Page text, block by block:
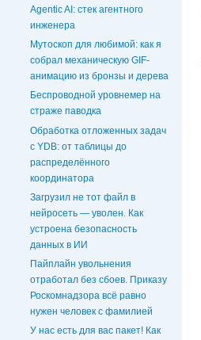
Agentic AI: стек агентного
инженера
Мутоскоп для любимой: как я
собрал механическую GIF-
анимацию из бронзы и дерева
Беспроводной уровнемер на
страже паводка
Обработка отложенных задач
c YDB: от таблицы до
распределённого
координатора
Загрузил не тот файл в
нейросеть — уволен. Как
устроена безопасность
данных в ИИ
Пайплайн увольнения
отработал без сбоев. Приказу
Роскомнадзора всё равно
нужен человек с фамилией
У нас есть для вас пакет! Как